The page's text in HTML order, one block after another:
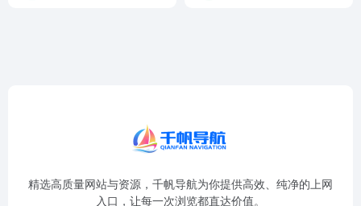
精选高质量网站与资源，千帆导航为你提供高效、纯净的上网
入口，让每一次浏览都直达价值。